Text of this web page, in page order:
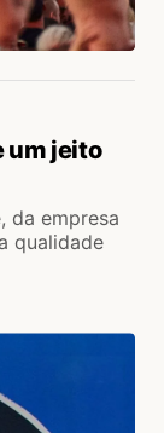
um jeito
da empresa
qualidade